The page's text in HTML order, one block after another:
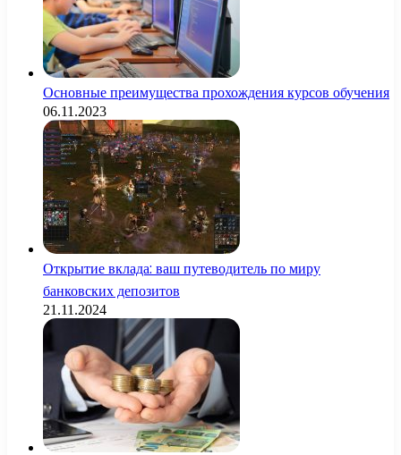
Основные преимущества прохождения курсов обучения
06.11.2023
Открытие вклада: ваш путеводитель по миру
банковских депозитов
21.11.2024